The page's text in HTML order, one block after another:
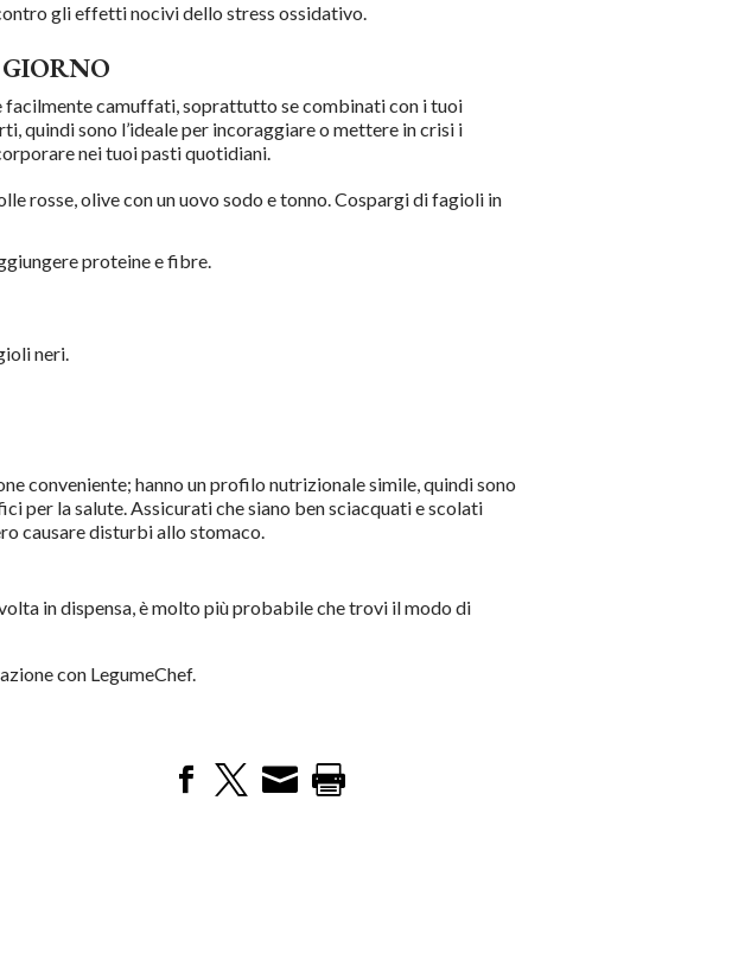
gli effetti nocivi dello stress ossidativo.
facilmente camuffati, soprattutto se combinati con i tuoi
quindi sono l’ideale per incoraggiare o mettere in crisi i
nei tuoi pasti quotidiani.
rosse, olive con un uovo sodo e tonno. Cospargi di fagioli in
proteine e fibre.
neri.
conveniente; hanno un profilo nutrizionale simile, quindi sono
per la salute. Assicurati che siano ben sciacquati e scolati
causare disturbi allo stomaco.
in dispensa, è molto più probabile che trovi il modo di
con LegumeChef.
   